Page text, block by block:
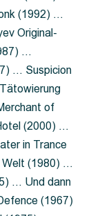
(1992) …
Original-
…
… Suspicion
of
(2000) …
in Trance
Welt (1980) …
… Und dann
(1967)